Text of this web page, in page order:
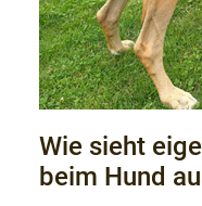
Wie sieht
beim Hund